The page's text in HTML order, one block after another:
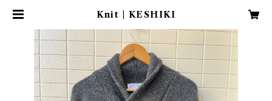
Knit | KESHIKI